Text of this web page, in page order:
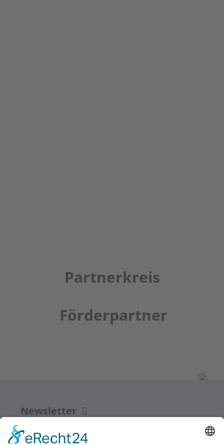
Partnerkreis
Förderpartner
Newsletter
ZUR ANMELDUNG